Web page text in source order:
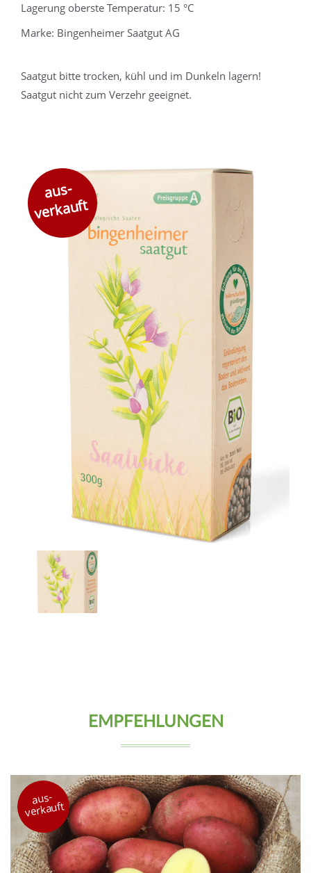
Lagerung oberste Temperatur: 15 °C
Marke: Bingenheimer Saatgut AG
Saatgut bitte trocken, kühl und im Dunkeln lagern!
Saatgut nicht zum Verzehr geeignet.
aus-
verkauft
EMPFEHLUNGEN
aus-
verkauft